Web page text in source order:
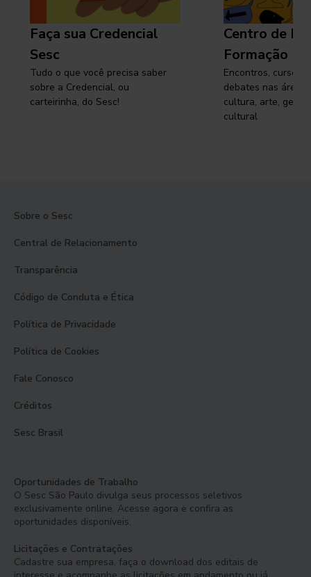
Faça sua Credencial
Sesc
Tudo o que você precisa saber
sobre a Credencial, ou
carteirinha, do Sesc!
Centro de
Formação
Encontros, cursos,
debates nas áreas
cultura, arte,
cultural
Sobre o Sesc
Central de Relacionamento
Transparência
Código de Conduta e Ética
Política de Privacidade
Política de Cookies
Fale Conosco
Créditos
Sesc Brasil
Oportunidades de Trabalho
O Sesc São Paulo divulga seus processos seletivos
exclusivamente online. Acesse agora e confira as
oportunidades disponíveis.
Licitações e Contratações
Cadastre sua empresa, faça o download dos editais de